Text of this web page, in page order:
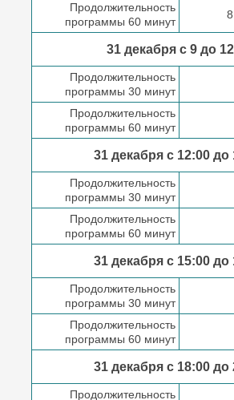
Продолжительность
программы 60 минут
31 декабря с 9 до
Продолжительность
программы 30 минут
Продолжительность
программы 60 минут
31 декабря с 12:00 до
Продолжительность
программы 30 минут
Продолжительность
программы 60 минут
31 декабря с 15:00 до
Продолжительность
программы 30 минут
Продолжительность
программы 60 минут
31 декабря с 18:00 до
Продолжительность